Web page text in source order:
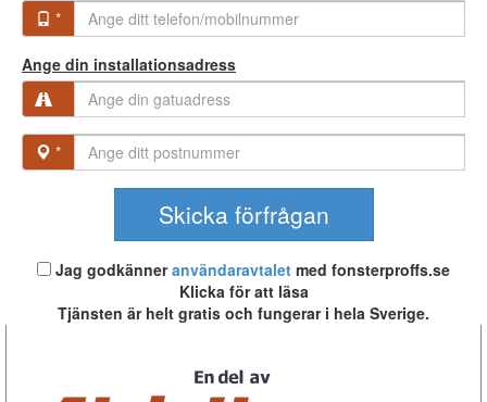
*
Ange din installationsadress
*
Jag godkänneranvändaravtalet med fonsterproffs.se
Klicka för att läsa
Tjänsten är helt gratis och fungerar i hela Sverige.